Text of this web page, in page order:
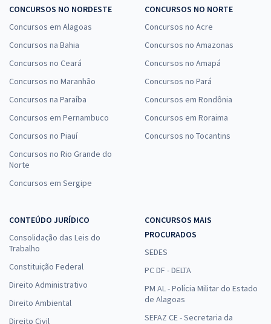
CONCURSOS NO NORDESTE
Concursos em Alagoas
Concursos na Bahia
Concursos no Ceará
Concursos no Maranhão
Concursos na Paraíba
Concursos em Pernambuco
Concursos no Piauí
Concursos no Rio Grande do
Norte
Concursos em Sergipe
CONCURSOS NO NORTE
Concursos no Acre
Concursos no Amazonas
Concursos no Amapá
Concursos no Pará
Concursos em Rondônia
Concursos em Roraima
Concursos no Tocantins
CONTEÚDO JURÍDICO
Consolidação das Leis do
Trabalho
Constituição Federal
Direito Administrativo
Direito Ambiental
Direito Civil
CONCURSOS MAIS
PROCURADOS
SEDES
PC DF - DELTA
PM AL - Polícia Militar do Estado
de Alagoas
SEFAZ CE - Secretaria da